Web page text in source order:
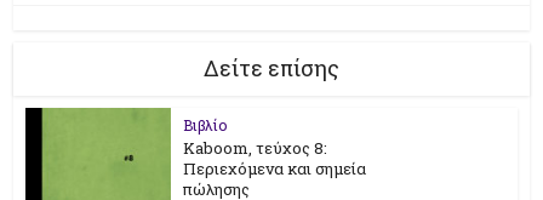
Δείτε επίσης
Βιβλίο
Kaboom, τεύχος 8:
Περιεχόμενα και σημεία
πώλησης